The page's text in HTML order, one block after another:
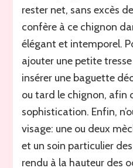
rester net, sans excès
confère à ce chignon
élégant et intemporel.
ajouter une petite
insérer une baguette
ou tard le chignon, afin
sophistication. Enfin,
visage: une ou deux
et un soin particulier
rendu à la hauteur des